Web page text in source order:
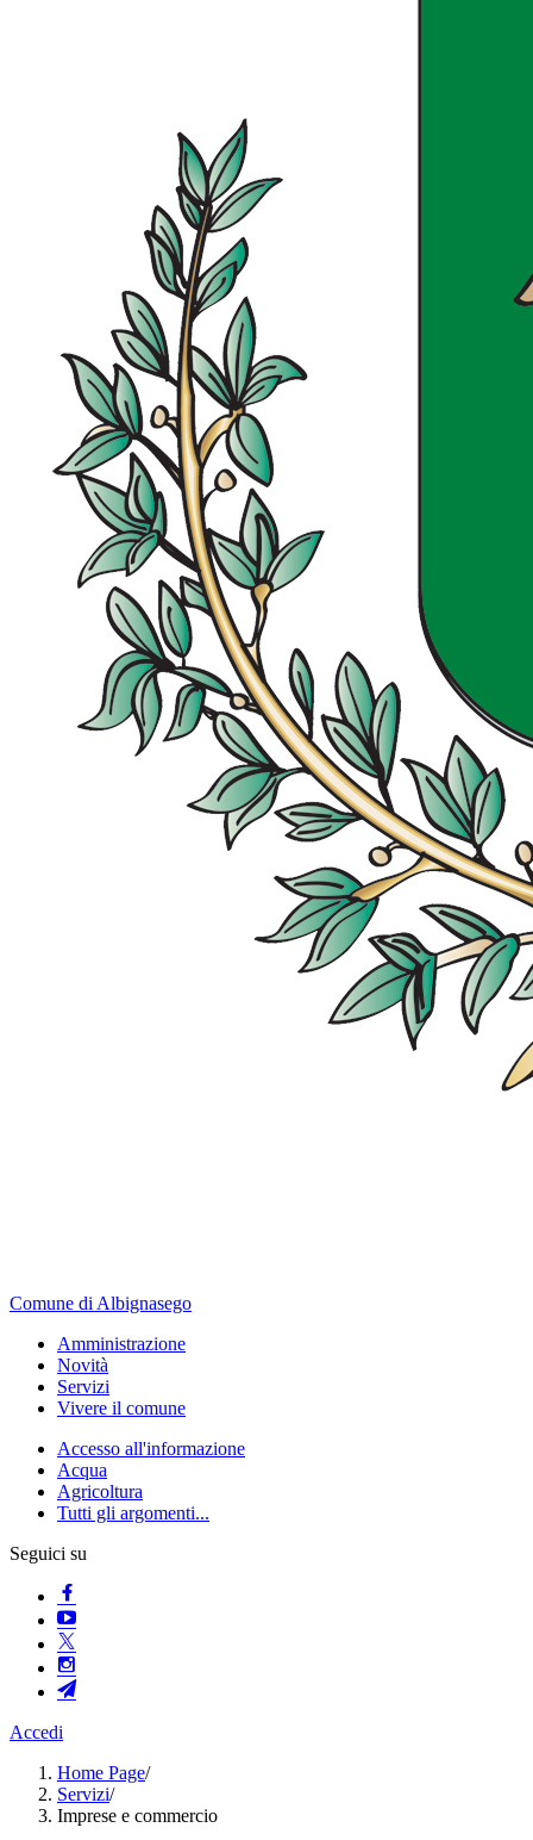
Comune di Albignasego
Amministrazione
Novità
Servizi
Vivere il comune
Accesso all'informazione
Acqua
Agricoltura
Tutti gli argomenti...
Seguici su
Accedi
Home Page/
Servizi/
Imprese e commercio